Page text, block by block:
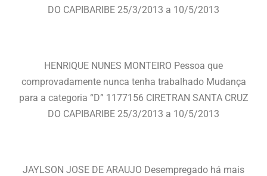
DO CAPIBARIBE 25/3/2013 a 10/5/2013
HENRIQUE NUNES MONTEIRO Pessoa que
comprovadamente nunca tenha trabalhado Mudança
para a categoria “D” 1177156 CIRETRAN SANTA CRUZ
DO CAPIBARIBE 25/3/2013 a 10/5/2013
JAYLSON JOSE DE ARAUJO Desempregado há mais